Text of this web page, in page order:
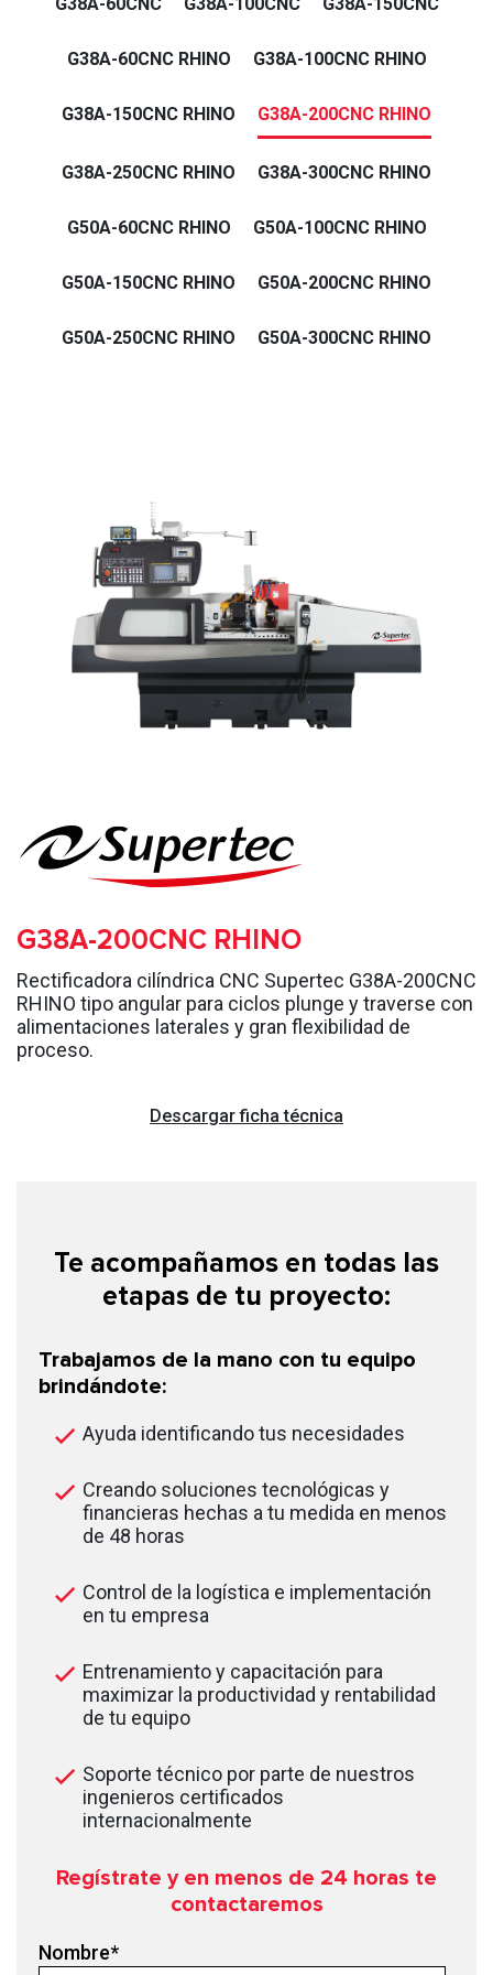
G38A-60CNC RHINO G38A-100CNC RHINO
G38A-150CNC RHINO G38A-200CNC RHINO
G38A-250CNC RHINO G38A-300CNC RHINO
G50A-60CNC RHINO G50A-100CNC RHINO
G50A-150CNC RHINO G50A-200CNC RHINO
G50A-250CNC RHINO G50A-300CNC RHINO
G38A-200CNC RHINO
Rectificadora cilíndrica CNC Supertec G38A-200CNC
RHINO tipo angular para ciclos plunge y traverse con
alimentaciones laterales y gran flexibilidad de
proceso.
Descargar ficha técnica
Te acompañamos en todas las
etapas de tu proyecto:
Trabajamos de la mano con tu equipo
brindándote:
Ayuda identificando tus necesidades
Creando soluciones tecnológicas y
financieras hechas a tu medida en menos
de 48 horas
Control de la logística e implementación
en tu empresa
Entrenamiento y capacitación para
maximizar la productividad y rentabilidad
de tu equipo
Soporte técnico por parte de nuestros
ingenieros certificados
internacionalmente
Regístrate y en menos de 24 horas te
contactaremos
Nombre*